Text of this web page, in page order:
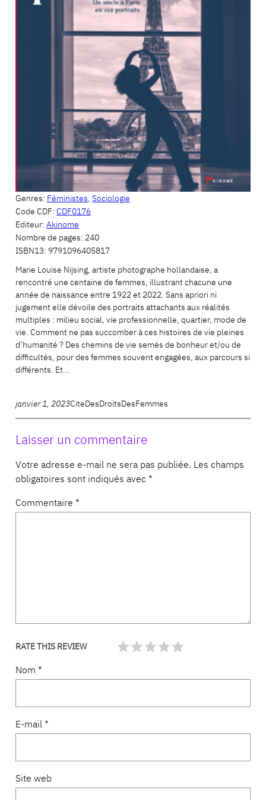
Genres: Féministes, Sociologie
Code CDF: CDF0176
Editeur: Akinome
Nombre de pages: 240
ISBN13: 9791096405817
Marie Louise Nijsing, artiste photographe hollandaise, a
rencontré une centaine de femmes, illustrant chacune une
année de naissance entre 1922 et 2022. Sans apriori ni
jugement elle dévoile des portraits attachants aux réalités
multiples : milieu social, vie professionnelle, quartier, mode de
vie. Comment ne pas succomber à ces histoires de vie pleines
d’humanité ? Des chemins de vie semés de bonheur et/ou de
difficultés, pour des femmes souvent engagées, aux parcours si
différents. Et…
janvier 1, 2023CiteDesDroitsDesFemmes
Laisser un commentaire
Votre adresse e-mail ne sera pas publiée. Les champs
obligatoires sont indiqués avec *
Commentaire *
RATE THIS REVIEW
Nom *
E-mail *
Site web